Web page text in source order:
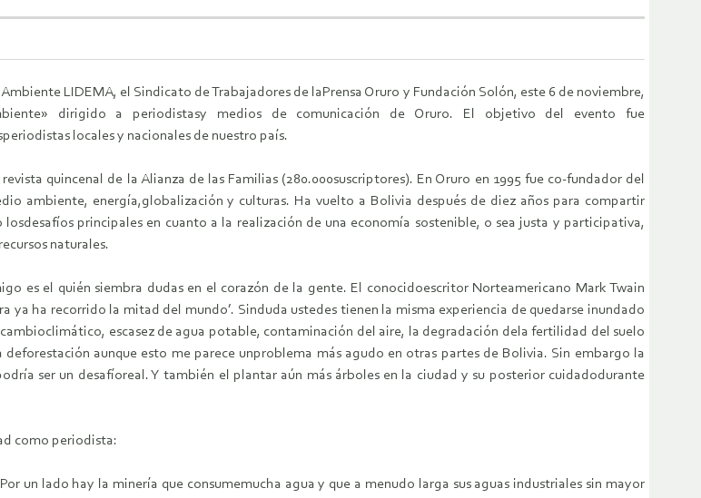
LIDEMA, el Sindicato de Trabajadores de laPrensa Oruro y Fundación Solón, este 6 de noviembre,
dirigido a periodistasy medios de comunicación de Oruro. El objetivo del evento fue
locales y nacionales de nuestro país.
quincenal de la Alianza de las Familias (280.000suscriptores). En Oruro en 1995 fue co-fundador del
ambiente, energía,globalización y culturas. Ha vuelto a Bolivia después de diez años para compartir
principales en cuanto a la realización de una economía sostenible, o sea justa y participativa,
naturales.
es el quién siembra dudas en el corazón de la gente. El conocidoescritor Norteamericano Mark Twain
ya ha recorrido la mitad del mundo’. Sinduda ustedes tienen la misma experiencia de quedarse inundado
escasez de agua potable, contaminación del aire, la degradación dela fertilidad del suelo
aunque esto me parece unproblema más agudo en otras partes de Bolivia. Sin embargo la
ser un desafíoreal. Y también el plantar aún más árboles en la ciudad y su posterior cuidadodurante
como periodista:
un lado hay la minería que consumemucha agua y que a menudo larga sus aguas industriales sin mayor